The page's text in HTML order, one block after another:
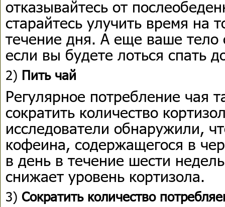
отказывайтесь от
старайтесь улучить время на
течение дня. А еще ваше тело
если вы будете лоться спать
2) Пить чай
Регулярное потребление чая
сократить количество
исследователи обнаружили,
кофеина, содержащегося в
в день в течение шести
снижает уровень кортизола.
3) Сократить количество